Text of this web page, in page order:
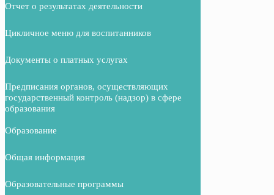
Отчет о результатах деятельности
Цикличное меню для воспитанников
Документы о платных услугах
Предписания органов, осуществляющих
государственный контроль (надзор) в сфере
образования
Образование
Общая информация
Образовательные программы